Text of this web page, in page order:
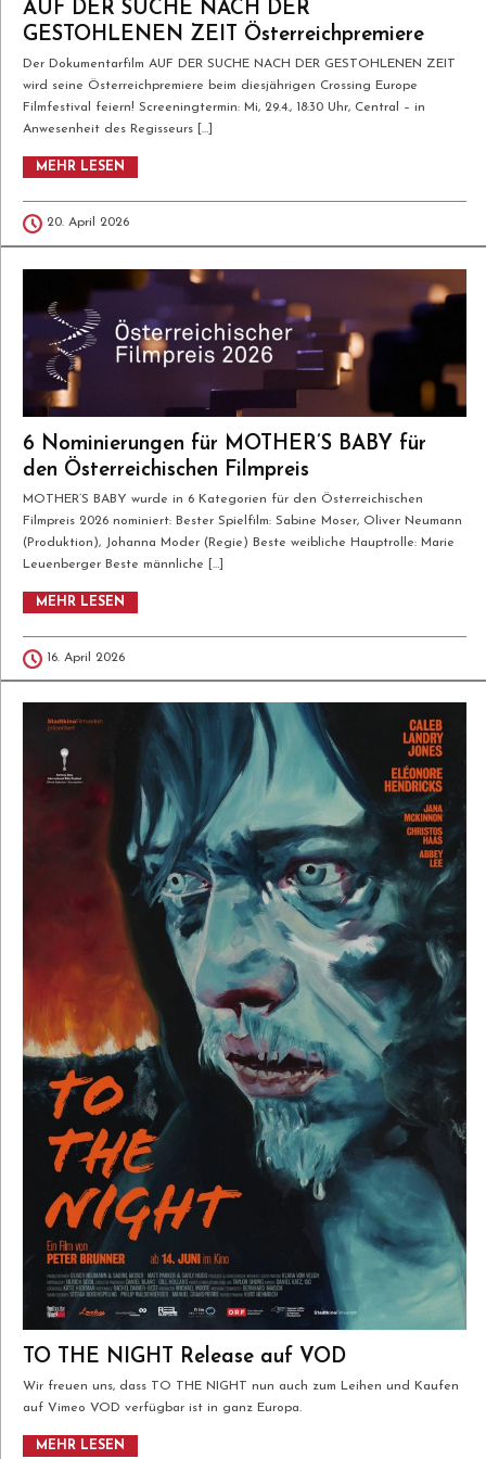
NACH DER GESTOHLENEN ZEIT wird
diesjährigen Crossing Europe Filmfestival
feiern! Screeningtermin: Mi, 29.4., 18:30
Uhr, Central – in Anwesenheit des
Regisseurs Konrad Wakolbinger
AUF DER SUCHE NACH DER
GESTOHLENEN ZEIT Österreichpremiere
Der Dokumentarfilm AUF DER SUCHE NACH DER GESTOHLENEN ZEIT
wird seine Österreichpremiere beim diesjährigen Crossing Europe
Filmfestival feiern! Screeningtermin: Mi, 29.4., 18:30 Uhr, Central – in
Anwesenheit des Regisseurs […]
MEHR LESEN
20. April 2026
MOTHER’S BABY wurde in 6 Kategorien
für den Österreichischen Filmpreis 2026
nominiert: Bester Spielfilm: Sabine Moser,
Oliver Neumann (Produktion), Johanna
Moder (Regie) Beste weibliche
Hauptrolle: Marie Leuenberger Beste
männliche Hauptrolle: Hans Löw Beste
weibliche Nebenrolle: Julia Franz Richter
Bestes Szenenbild: Hannes Salat Beste
Musik: Diego Ramos Rodríguez Herzliche
Gratulation an alle Nominierten!
6 Nominierungen für MOTHER’S BABY für
den Österreichischen Filmpreis
MOTHER’S BABY wurde in 6 Kategorien für den Österreichischen
Filmpreis 2026 nominiert: Bester Spielfilm: Sabine Moser, Oliver Neumann
(Produktion), Johanna Moder (Regie) Beste weibliche Hauptrolle: Marie
Leuenberger Beste männliche […]
MEHR LESEN
16. April 2026
TO THE NIGHT Release auf VOD
Wir freuen uns, dass TO THE NIGHT nun auch zum Leihen und Kaufen
auf Vimeo VOD verfügbar ist in ganz Europa.
MEHR LESEN